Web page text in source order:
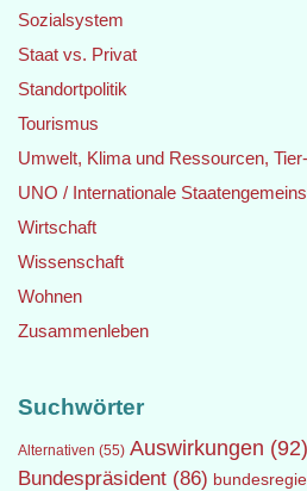
Sozialsystem
Staat vs. Privat
Standortpolitik
Tourismus
Umwelt, Klima und Ressourcen,
UNO / Internationale
Wirtschaft
Wissenschaft
Wohnen
Zusammenleben
Suchwörter
Alternativen (55) Auswirkungen (92)
Bundespräsident (86)